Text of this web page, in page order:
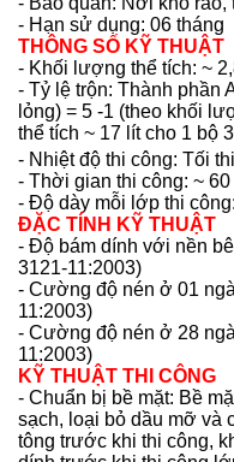
- Hạn sử dụng: 06 tháng
THÔNG SỐ KỸ THUẬT
- Khối lượng thể tích: ~
- Tỷ lệ trộn: Thành phần
lỏng) = 5 -1 (theo khối
thể tích ~ 17 lít cho 1 bộ
- Nhiệt độ thi công: Tối
- Thời gian thi công: ~
- Độ dày mỗi lớp thi
ĐẶC TÍNH KỸ THUẬT
- Độ bám dính với nền
3121-11:2003)
- Cường độ nén ở 01
11:2003)
- Cường độ nén ở 28
11:2003)
KỸ THUẬT THI CÔNG
- Chuẩn bị bề mặt: Bề
sạch, loại bỏ dầu mỡ và
tông trước khi thi công,